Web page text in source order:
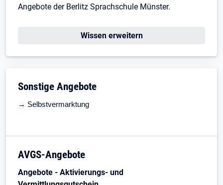
Angebote der Berlitz Sprachschule Münster.
Wissen erweitern
Sonstige Angebote
→ Selbstvermarktung
AVGS-Angebote
Angebote - Aktivierungs- und